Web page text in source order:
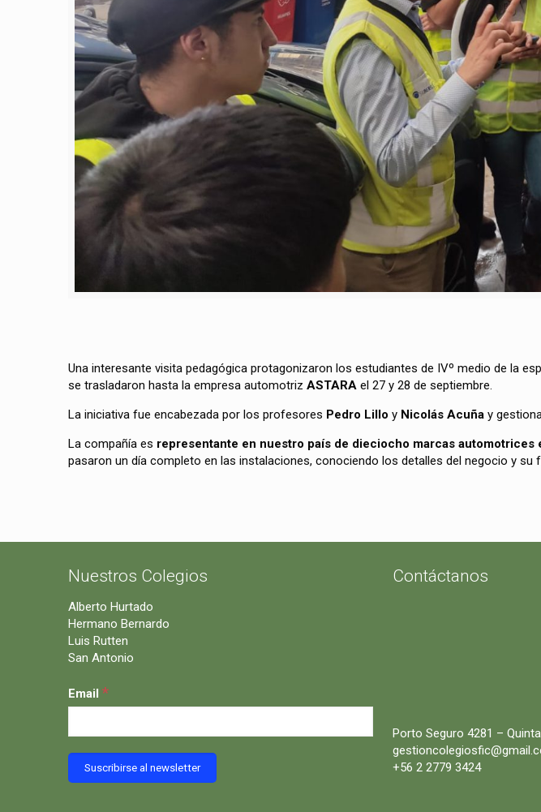
Una interesante visita pedagógica protagonizaron los estudiantes de IVº medio de la
se trasladaron hasta la empresa automotriz ASTARA el 27 y 28 de septiembre.
La iniciativa fue encabezada por los profesores Pedro Lillo y Nicolás Acuña y
La compañía es representante en nuestro país de dieciocho marcas automotrices
pasaron un día completo en las instalaciones, conociendo los detalles del negocio y
Nuestros Colegios
Alberto Hurtado
Hermano Bernardo
Luis Rutten
San Antonio
Email *
Contáctanos
Porto Seguro 4281 –
+56 2 2779 3424